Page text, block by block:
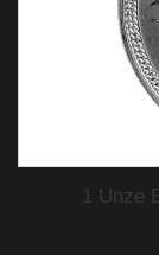
1 Unze